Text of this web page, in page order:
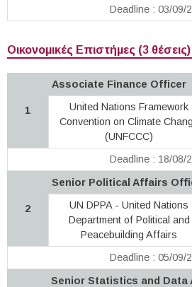
Deadline : 03/09/
Οικονομικές Επιστήμες (3 θέσεις)
1
Associate Finance Officer
United Nations Framework
Convention on Climate
(UNFCCC)
Deadline : 18/08/
2
Senior Political Affairs
UN DPPA - United Nations
Department of Political and
Peacebuilding Affairs
Deadline : 05/09/
Senior Statistics and Data